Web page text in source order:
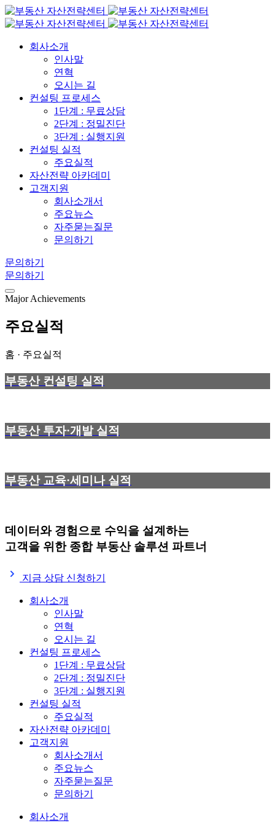
회사소개
인사말
연혁
오시는 길
컨설팅 프로세스
1단계 : 무료상담
2단계 : 정밀진단
3단계 : 실행지원
컨설팅 실적
주요실적
자산전략 아카데미
고객지원
회사소개서
주요뉴스
자주묻는질문
문의하기
문의하기
문의하기
Major Achievements
주요실적
홈 · 주요실적
부동산 컨설팅 실적
부동산 투자·개발 실적
부동산 교육·세미나 실적
데이터와 경험으로 수익을 설계하는
고객을 위한 종합 부동산 솔루션 파트너
지금 상담 신청하기
회사소개
인사말
연혁
오시는 길
컨설팅 프로세스
1단계 : 무료상담
2단계 : 정밀진단
3단계 : 실행지원
컨설팅 실적
주요실적
자산전략 아카데미
고객지원
회사소개서
주요뉴스
자주묻는질문
문의하기
회사소개